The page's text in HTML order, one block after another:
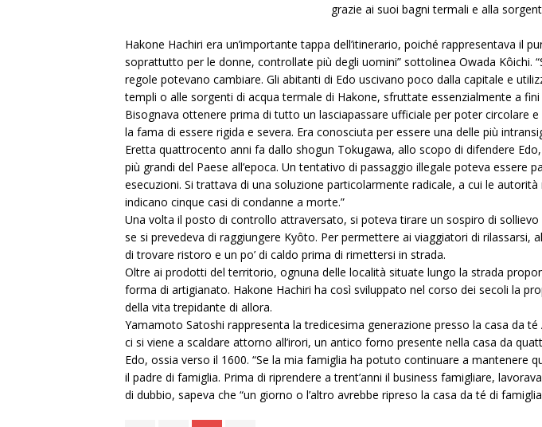
grazie ai suoi bagni termali e alla
Hakone Hachiri era un’importante tappa dell’itinerario, poiché rappresentava il
soprattutto per le donne, controllate più degli uomini” sottolinea Owada Kôichi.
regole potevano cambiare. Gli abitanti di Edo uscivano poco dalla capitale e
templi o alle sorgenti di acqua termale di Hakone, sfruttate essenzialmente a fini
Bisognava ottenere prima di tutto un lasciapassare ufficiale per poter circolare
la fama di essere rigida e severa. Era conosciuta per essere una delle più
Eretta quattrocento anni fa dallo shogun Tokugawa, allo scopo di difendere
più grandi del Paese all’epoca. Un tentativo di passaggio illegale poteva essere
esecuzioni. Si trattava di una soluzione particolarmente radicale, a cui le
indicano cinque casi di condanne a morte.”
Una volta il posto di controllo attraversato, si poteva tirare un sospiro di
se si prevedeva di raggiungere Kyôto. Per permettere ai viaggiatori di
di trovare ristoro e un po’ di caldo prima di rimettersi in strada.
Oltre ai prodotti del territorio, ognuna delle località situate lungo la strada
forma di artigianato. Hakone Hachiri ha così sviluppato nel corso dei secoli la
della vita trepidante di allora.
Yamamoto Satoshi rappresenta la tredicesima generazione presso la casa da
ci si viene a scaldare attorno all’irori, un antico forno presente nella casa da
Edo, ossia verso il 1600. “Se la mia famiglia ha potuto continuare a
il padre di famiglia. Prima di riprendere a trent’anni il business famigliare,
di dubbio, sapeva che “un giorno o l’altro avrebbe ripreso la casa da té di